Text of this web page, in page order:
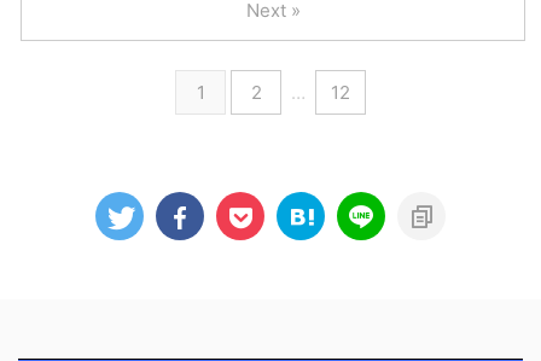
1 2 … 12
Next »